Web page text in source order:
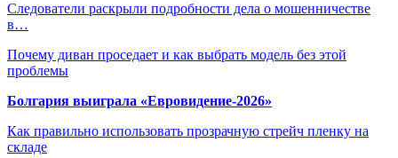
Следователи раскрыли подробности дела о мошенничестве
в…
Почему диван проседает и как выбрать модель без этой
проблемы
Болгария выиграла «Евровидение-2026»
Как правильно использовать прозрачную стрейч пленку на
складе